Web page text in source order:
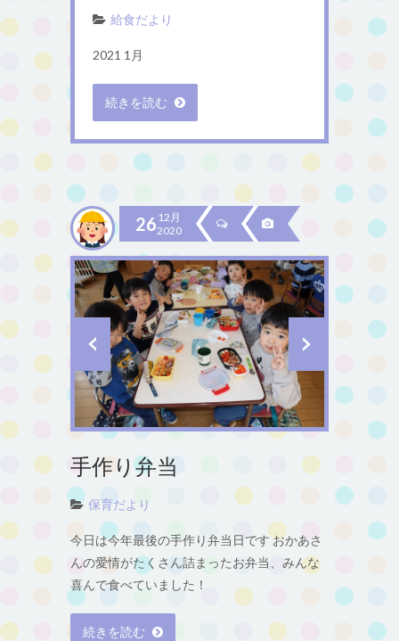
給食だより
2021 1月
続きを読む
26 12月
2020
手作り弁当
保育だより
今日は今年最後の手作り弁当日です おかあさ
んの愛情がたくさん詰まったお弁当、みんな
喜んで食べていました！
続きを読む